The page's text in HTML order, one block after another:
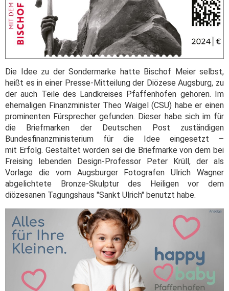
Die Idee zu der Sondermarke hatte Bischof Meier selbst,
heißt es in einer Presse-Mitteilung der Diözese Augsburg, zu
der auch Teile des Landkreises Pfaffenhofen gehören. Im
ehemaligen Finanzminister Theo Waigel (CSU) habe er einen
prominenten Fürsprecher gefunden. Dieser habe sich im für
die Briefmarken der Deutschen Post zuständigen
Bundesfinanzministerium für die Idee eingesetzt –
mit Erfolg. Gestaltet worden sei die Briefmarke von dem bei
Freising lebenden Design-Professor Peter Krüll, der als
Vorlage die vom Augsburger Fotografen Ulrich Wagner
abgelichtete Bronze-Skulptur des Heiligen vor dem
diözesanen Tagungshaus "Sankt Ulrich" benutzt habe.